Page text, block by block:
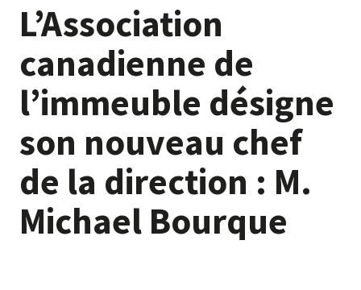
L’Association
canadienne de
l’immeuble désigne
son nouveau chef
de la direction : M.
Michael Bourque